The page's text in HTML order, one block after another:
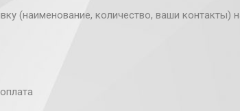
(наименование, количество, ваши контакты)